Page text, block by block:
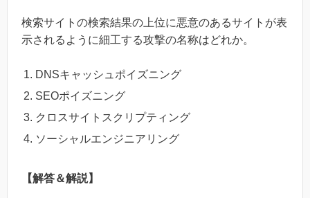
検索サイトの検索結果の上位に悪意のあるサイトが表
示されるように細工する攻撃の名称はどれか。
DNSキャッシュポイズニング
SEOポイズニング
クロスサイトスクリプティング
ソーシャルエンジニアリング
【解答＆解説】